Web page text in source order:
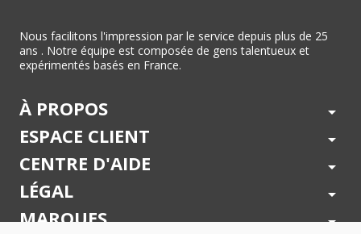
Nous facilitons l'impression par le service depuis plus de 25
ans . Notre équipe est composée de gens talentueux et
expérimentés basés en France.
À PROPOS arrow_drop_down
ESPACE CLIENT arrow_drop_down
CENTRE D'AIDE arrow_drop_down
LÉGAL arrow_drop_down
MARQUES arrow_drop_down